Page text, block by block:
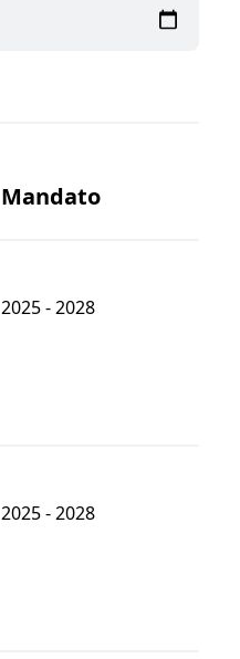
Mandato
2025 - 2028
2025 - 2028